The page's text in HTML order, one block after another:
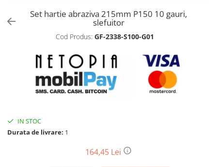
Motoburghie si accesorii
Accesorii motoburghie
Drujbe, fierastraie electrice
Drujbe pe benzina
Drujbe cu acumulator
Drujbe electrice
Unelte electrice busteni
Set hartie abraziva 215mm P150 10 gauri,
slefuitor
Cod Produs: GF-2338-S100-G01
IN STOC
Durata de livrare: 1
164,45 Lei